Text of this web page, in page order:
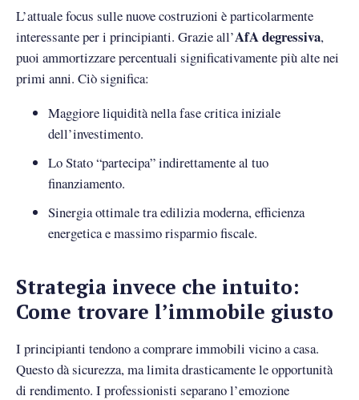
L’attuale focus sulle nuove costruzioni è particolarmente
interessante per i principianti. Grazie all’AfA degressiva,
puoi ammortizzare percentuali significativamente più alte nei
primi anni. Ciò significa:
Maggiore liquidità nella fase critica iniziale
dell’investimento.
Lo Stato “partecipa” indirettamente al tuo
finanziamento.
Sinergia ottimale tra edilizia moderna, efficienza
energetica e massimo risparmio fiscale.
Strategia invece che intuito:
Come trovare l’immobile giusto
I principianti tendono a comprare immobili vicino a casa.
Questo dà sicurezza, ma limita drasticamente le opportunità
di rendimento. I professionisti separano l’emozione